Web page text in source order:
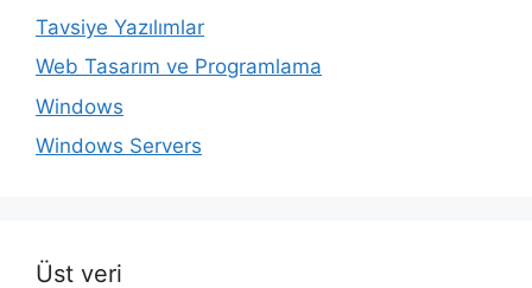
Tavsiye Yazılımlar
Web Tasarım ve Programlama
Windows
Windows Servers
Üst veri